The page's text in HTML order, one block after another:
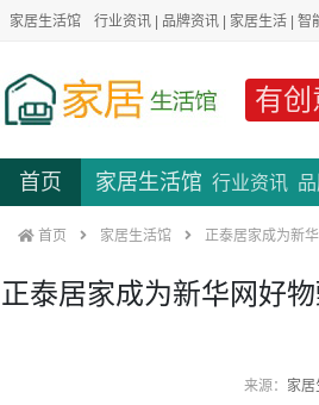
家居生活馆 行业资讯 | 品牌资讯 | 家居生活 | 智
有
首页 家居生活馆 行业资讯
首页 家居生活馆 正泰居家成为新
正泰居家成为新华网好
来源： 家居